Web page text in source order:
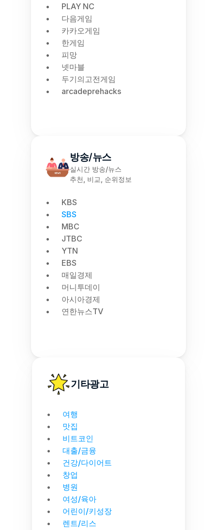
PLAY NC
다음게임
카카오게임
한게임
피망
넷마블
두기의고전게임
arcadeprehacks
방송/뉴스
실시간 방송/뉴스
추천, 비교, 순위정보
KBS
SBS
MBC
JTBC
YTN
EBS
매일경제
머니투데이
아시아경제
연한뉴스TV
기타광고
여행
맛집
비트코인
대출/금융
건강/다이어트
창업
병원
여성/육아
어린이/키성장
렌트/리스